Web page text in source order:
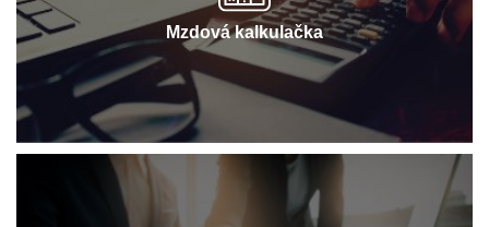
Mzdová kalkulačka